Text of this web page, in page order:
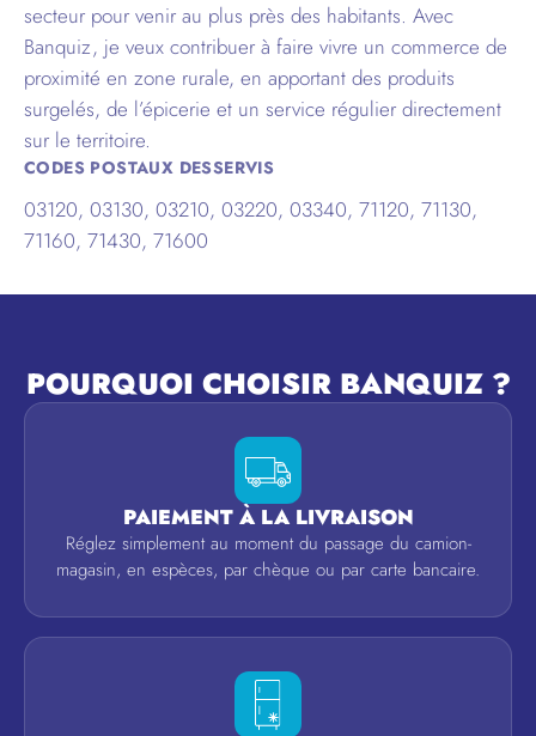
secteur pour venir au plus près des habitants. Avec
Banquiz, je veux contribuer à faire vivre un commerce de
proximité en zone rurale, en apportant des produits
surgelés, de l’épicerie et un service régulier directement
sur le territoire.
CODES POSTAUX DESSERVIS
03120, 03130, 03210, 03220, 03340, 71120, 71130,
71160, 71430, 71600
POURQUOI CHOISIR BANQUIZ ?
PAIEMENT À LA LIVRAISON
Réglez simplement au moment du passage du camion-
magasin, en espèces, par chèque ou par carte bancaire.